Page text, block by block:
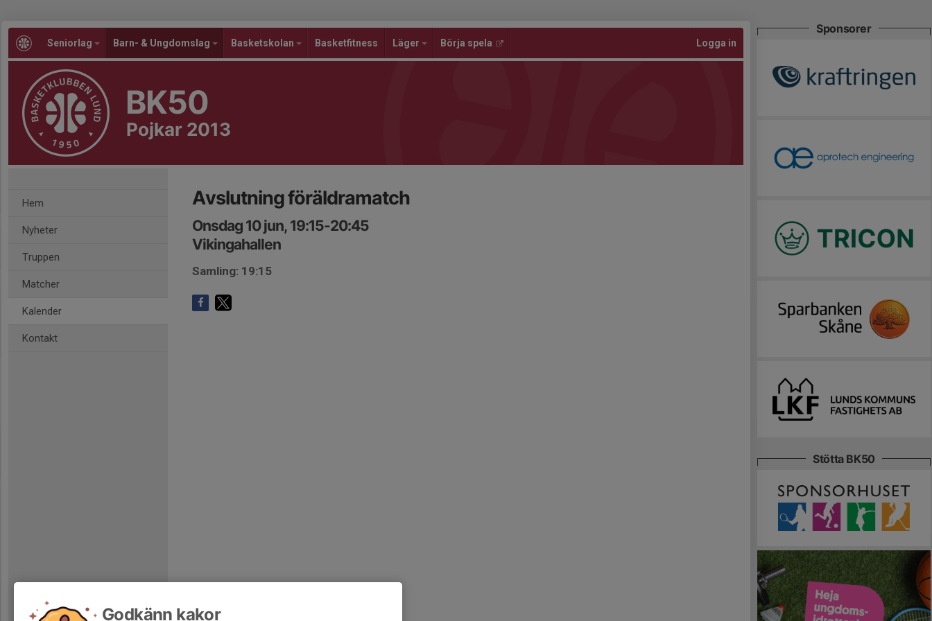
Seniorlag Barn- & Ungdomslag Basketskolan Basketfitness Läger Börja spela Logga in
BK50
Pojkar 2013
Hem
Nyheter
Truppen
Matcher
Kalender
Kontakt
Avslutning föräldramatch
Onsdag 10 jun, 19:15-20:45
Vikingahallen
Samling: 19:15
Sponsorer
Stötta BK50
Godkänn kakor